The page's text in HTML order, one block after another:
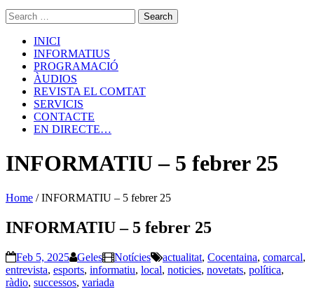
INICI
INFORMATIUS
PROGRAMACIÓ
ÀUDIOS
REVISTA EL COMTAT
SERVICIS
CONTACTE
EN DIRECTE…
INFORMATIU – 5 febrer 25
Home /INFORMATIU – 5 febrer 25
INFORMATIU – 5 febrer 25
Feb 5, 2025 Geles Notícies actualitat, Cocentaina, comarcal,
entrevista, esports, informatiu, local, noticies, novetats, política,
ràdio, successos, variada